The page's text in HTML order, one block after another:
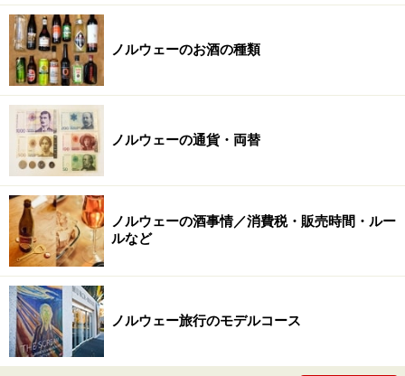
ノルウェーのお酒の種類
ノルウェーの通貨・両替
ノルウェーの酒事情／消費税・販売時間・ルー
ルなど
ノルウェー旅行のモデルコース